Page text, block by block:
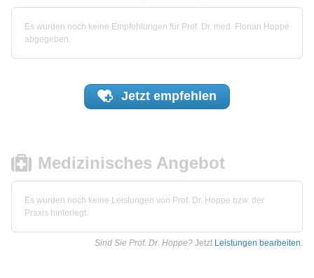
Es wurden noch keine Empfehlungen für Prof. Dr. med. Florian Hoppe
abgegeben.
Jetzt empfehlen
Medizinisches Angebot
Es wurden noch keine Leistungen von Prof. Dr. Hoppe bzw. der
Praxis hinterlegt.
Sind Sie Prof. Dr. Hoppe? Jetzt Leistungen bearbeiten.